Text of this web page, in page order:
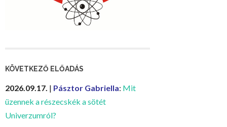
KÖVETKEZŐ ELŐADÁS
2026.09.17. | Pásztor Gabriella: Mit
üzennek a részecskék a sötét
Univerzumról?